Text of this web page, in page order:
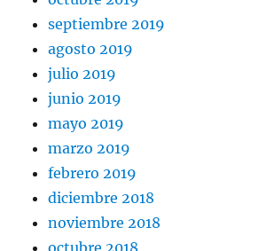
septiembre 2019
agosto 2019
julio 2019
junio 2019
mayo 2019
marzo 2019
febrero 2019
diciembre 2018
noviembre 2018